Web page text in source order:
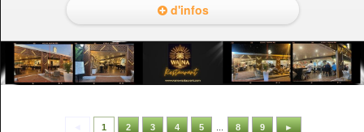
d'infos
1 2 3 4 5 8 9 ►